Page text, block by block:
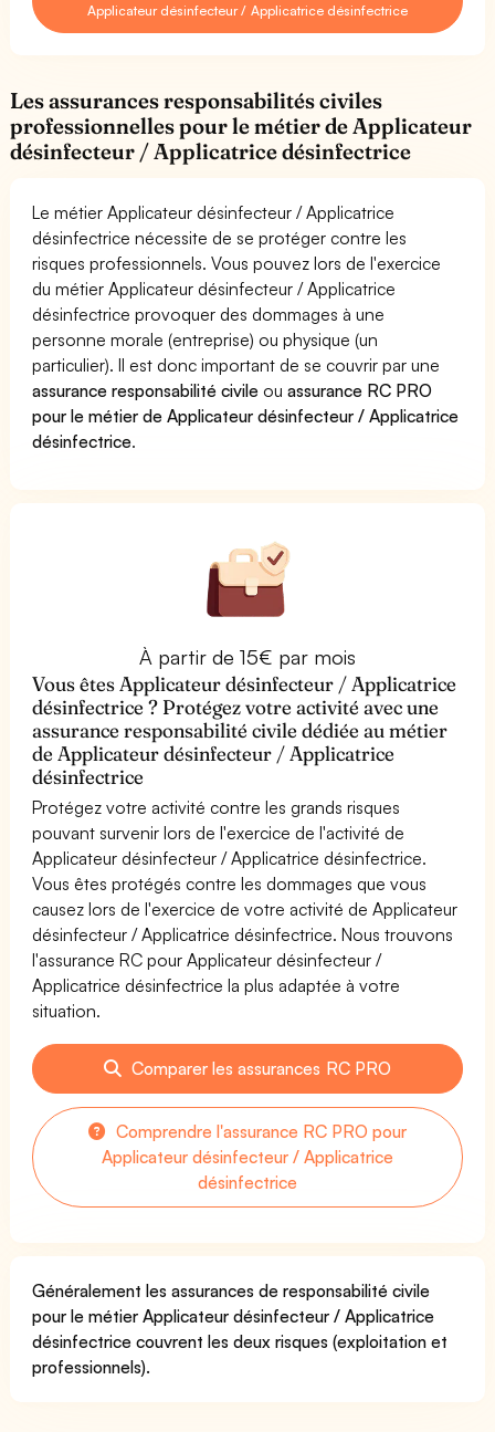
Applicateur désinfecteur / Applicatrice désinfectrice
Les assurances responsabilités civiles
professionnelles pour le métier de Applicateur
désinfecteur / Applicatrice désinfectrice
Le métier Applicateur désinfecteur / Applicatrice
désinfectrice nécessite de se protéger contre les
risques professionnels. Vous pouvez lors de l'exercice
du métier Applicateur désinfecteur / Applicatrice
désinfectrice provoquer des dommages à une
personne morale (entreprise) ou physique (un
particulier). Il est donc important de se couvrir par une
assurance responsabilité civile ouassurance RC PRO
pour le métier de Applicateur désinfecteur / Applicatrice
désinfectrice.
À partir de 15€ par mois
Vous êtes Applicateur désinfecteur / Applicatrice
désinfectrice ? Protégez votre activité avec une
assurance responsabilité civile dédiée au métier
de Applicateur désinfecteur / Applicatrice
désinfectrice
Protégez votre activité contre les grands risques
pouvant survenir lors de l'exercice de l'activité de
Applicateur désinfecteur / Applicatrice désinfectrice.
Vous êtes protégés contre les dommages que vous
causez lors de l'exercice de votre activité de Applicateur
désinfecteur / Applicatrice désinfectrice. Nous trouvons
l'assurance RC pour Applicateur désinfecteur /
Applicatrice désinfectrice la plus adaptée à votre
situation.
Comparer les assurances RC PRO
Comprendre l'assurance RC PRO pour
Applicateur désinfecteur / Applicatrice
désinfectrice
Généralement les assurances de responsabilité civile
pour le métier Applicateur désinfecteur / Applicatrice
désinfectrice couvrent les deux risques (exploitation et
professionnels).